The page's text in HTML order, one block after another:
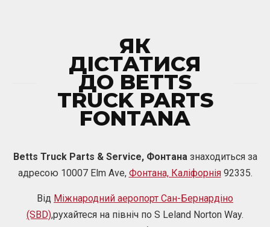
ЯК
ДІСТАТИСЯ
ДО BETTS
TRUCK PARTS
FONTANA
Betts Truck Parts & Service, Фонтаназнаходиться за
адресою 10007 Elm Ave, Фонтана, Каліфорнія92335.
Від Міжнародний аеропорт Сан-Бернардіно
(SBD),рухайтеся на північ по S Leland Norton Way.